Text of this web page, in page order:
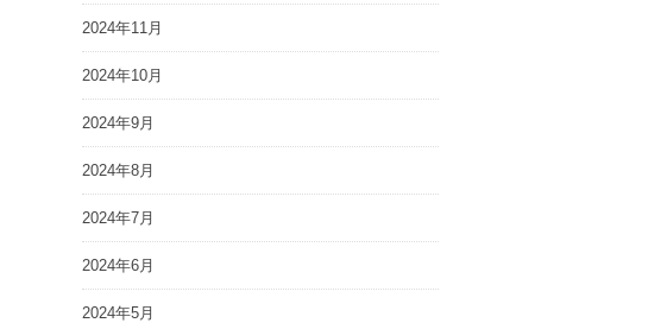
2024年11月
2024年10月
2024年9月
2024年8月
2024年7月
2024年6月
2024年5月